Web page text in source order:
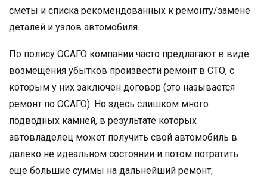
сметы и списка рекомендованных к ремонту/замене
деталей и узлов автомобиля.
По полису ОСАГО компании часто предлагают в виде
возмещения убытков произвести ремонт в СТО, с
которым у них заключен договор (это называется
ремонт по ОСАГО). Но здесь слишком много
подводных камней, в результате которых
автовладелец может получить свой автомобиль в
далеко не идеальном состоянии и потом потратить
еще большие суммы на дальнейший ремонт;